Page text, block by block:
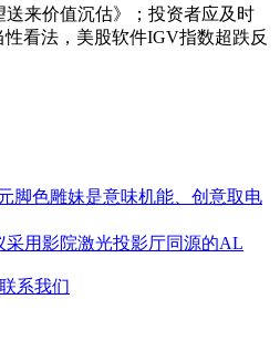
来价值沉估》；投资者应及时
看法，美股软件IGV指数超跌反
脚色雕妹是意味机能、创意取电
采用影院激光投影厅同源的AL
联系我们